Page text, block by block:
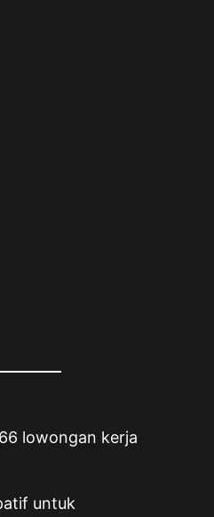
lowongan kerja
untuk